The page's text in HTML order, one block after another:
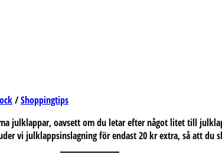
/Shoppingtips
julklappar, oavsett om du letar efter något litet till
vi julklappsinslagning för endast 20 kr extra, så att du